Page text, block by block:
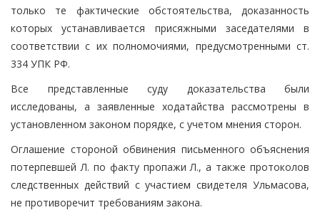
только те фактические обстоятельства, доказанность
которых устанавливается присяжными заседателями в
соответствии с их полномочиями, предусмотренными ст.
334 УПК РФ.
Все представленные суду доказательства были
исследованы, а заявленные ходатайства рассмотрены в
установленном законом порядке, с учетом мнения сторон.
Оглашение стороной обвинения письменного объяснения
потерпевшей Л. по факту пропажи Л., а также протоколов
следственных действий с участием свидетеля Ульмасова,
не противоречит требованиям закона.